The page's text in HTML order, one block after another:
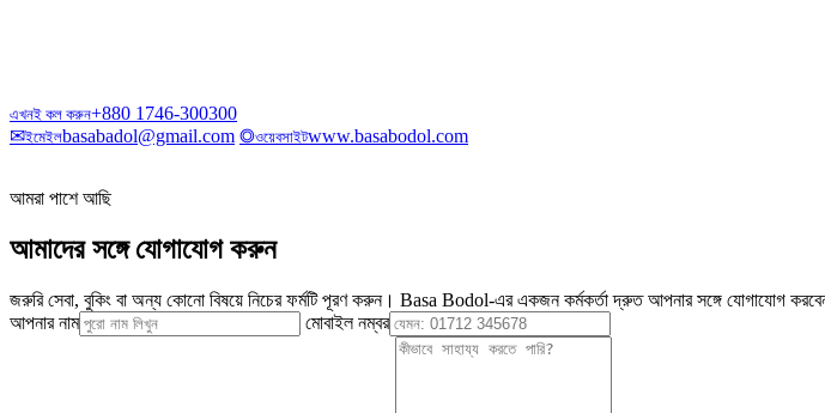
এখনই কল করুন+880 1746-300300
✉ইমেইলbasabadol@gmail.com ◎ওয়েবসাইটwww.basabodol.com
আমরা পাশে আছি
আমাদের সঙ্গে যোগাযোগ করুন
জরুরি সেবা, বুকিং বা অন্য কোনো বিষয়ে নিচের ফর্মটি পূরণ করুন। Basa Bodol-এর একজন কর্মকর্তা দ্রুত আপনার সঙ্গে যোগাযোগ
আপনার নাম
মোবাইল নম্বর